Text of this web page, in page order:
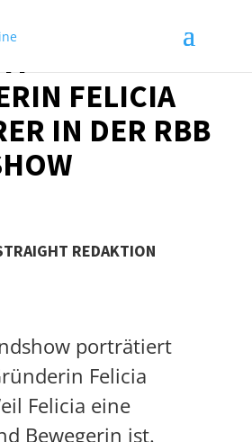
FELICIA
IN DER RBB
REDAKTION
porträtiert
Felicia
Felicia eine
Bewegerin ist.